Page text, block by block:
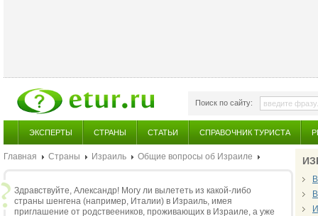
Поиск по сайту:
ЭКСПЕРТЫ СТРАНЫ СТАТЬИ СПРАВОЧНИК ТУРИСТА
Главная Страны Израиль Общие вопросы об Израиле
Здравствуйте, Александр! Могу ли вылететь из какой-либо
страны шенгена (например, Италии) в Израиль, имея
приглашение от родствееников, проживающих в Израиле, а уже